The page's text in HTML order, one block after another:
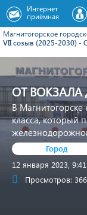
Магнитогорское
VII созыв (2025-2030) -
Интернет
приёмная
ОТ
В Магнитогорске
класса, который
Город
12 января 2023, 9:41
Просмотров: